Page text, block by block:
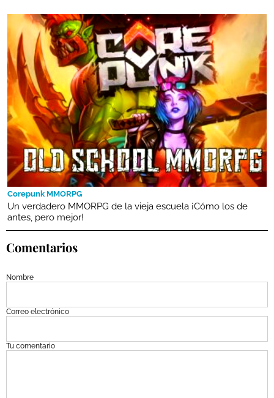
Corepunk MMORPG
Un verdadero MMORPG de la vieja escuela ¡Cómo los de
antes, pero mejor!
Comentarios
Nombre
Correo electrónico
Tu comentario